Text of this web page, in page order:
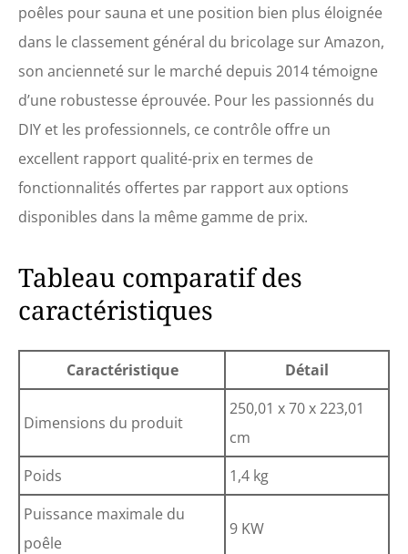
poêles pour sauna et une position bien plus éloignée
dans le classement général du bricolage sur Amazon,
son ancienneté sur le marché depuis 2014 témoigne
d’une robustesse éprouvée. Pour les passionnés du
DIY et les professionnels, ce contrôle offre un
excellent rapport qualité-prix en termes de
fonctionnalités offertes par rapport aux options
disponibles dans la même gamme de prix.
Tableau comparatif des
caractéristiques
Caractéristique Détail
Dimensions du produit
250,01 x 70 x 223,01
cm
Poids
1,4 kg
Puissance maximale du
poêle
9 KW